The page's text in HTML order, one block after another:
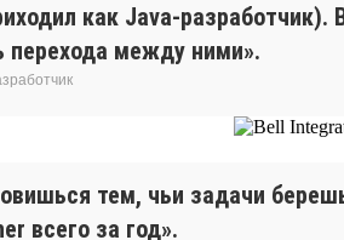
как Java-
перехода между ними».
тем, чьи задачи
всего за год».